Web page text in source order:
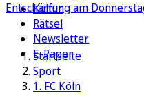
Kultur
Rätsel
Newsletter
E-Paper
Entschärfung am
Startseite
Sport
1. FC Köln